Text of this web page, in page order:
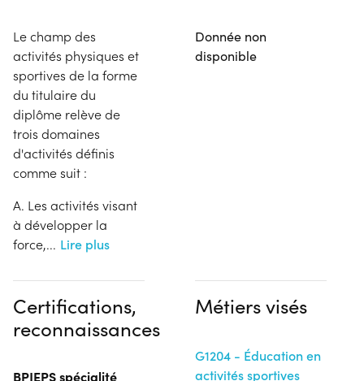
Le champ des
activités physiques et
sportives de la forme
du titulaire du
diplôme relève de
trois domaines
d'activités définis
comme suit :
A. Les activités visant
à développer la
force,... Lire plus
Donnée non
disponible
Certifications,
reconnaissances
BPJEPS spécialité
Métiers visés
G1204 - Éducation en
activités sportives